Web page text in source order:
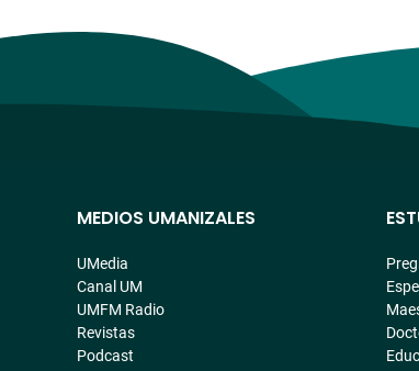
Menú
pre
footer
MEDIOS UMANIZALES
UMedia
Canal UM
UMFM Radio
Revistas
Podcast